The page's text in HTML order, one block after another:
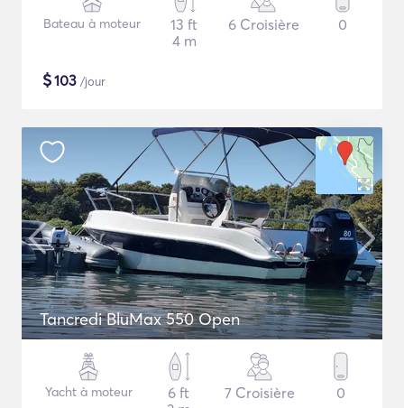
Bateau à moteur
13 ft
4 m
6 Croisière 0
$103 /jour
Tancredi BluMax 550 Open
Yacht à moteur
6 ft
7 Croisière 0